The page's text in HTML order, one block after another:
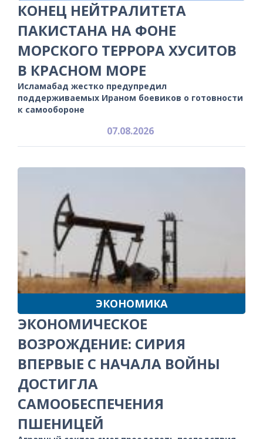
КОНЕЦ НЕЙТРАЛИТЕТА
ПАКИСТАНА НА ФОНЕ
МОРСКОГО ТЕРРОРА ХУСИТОВ
В КРАСНОМ МОРЕ
Исламабад жестко предупредил
поддерживаемых Ираном боевиков о готовности
к самообороне
07.08.2026
ЭКОНОМИКА
ЭКОНОМИЧЕСКОЕ
ВОЗРОЖДЕНИЕ: СИРИЯ
ВПЕРВЫЕ С НАЧАЛА ВОЙНЫ
ДОСТИГЛА
САМООБЕСПЕЧЕНИЯ
ПШЕНИЦЕЙ